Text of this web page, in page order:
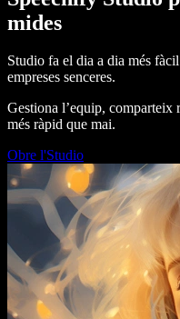
mides
Studio fa el dia a dia més
empreses senceres.
Gestiona l’equip, comparteix
més ràpid que mai.
Obre l'Studio